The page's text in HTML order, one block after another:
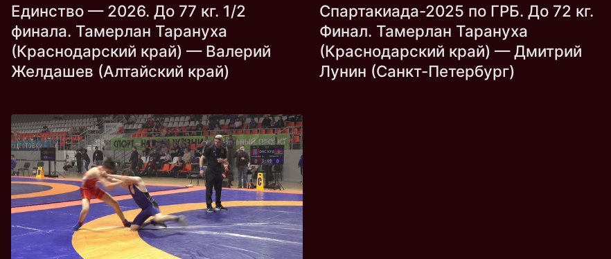
Единство — 2026. До 77 кг. 1/2
финала. Тамерлан Тарануха
(Краснодарский край) — Валерий
Желдашев (Алтайский край)
Спартакиада-2025 по ГРБ. До 72 кг.
Финал. Тамерлан Тарануха
(Краснодарский край) — Дмитрий
Лунин (Санкт-Петербург)